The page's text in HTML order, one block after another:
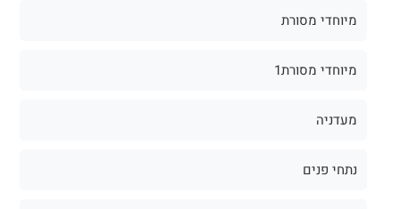
מיוחדי מסורת
מיוחדי מסורת1
מעדניה
נתחי פנים